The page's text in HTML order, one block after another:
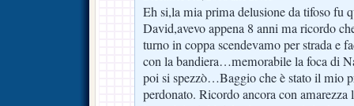
Eh si,la mia prima delusione da tifoso fu
David,avevo appena 8 anni ma ricordo
turno in coppa scendevamo per strada e
con la bandiera…memorabile la foca di
poi si spezzò…Baggio che è stato il mio
perdonato. Ricordo ancora con